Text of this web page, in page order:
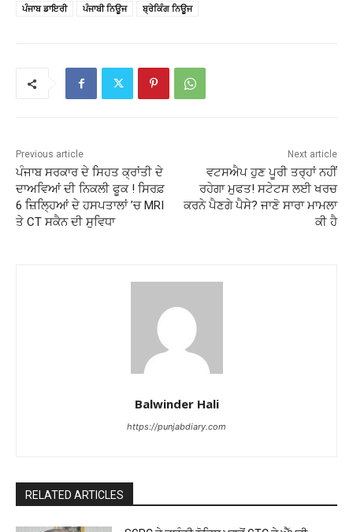
ਪੰਜਾਬ ਡਾਇਰੀ ਪੰਜਾਬੀ ਨਿਊਜ ਬ੍ਰੇਕਿੰਗ ਨਿਊਜ
Previous article
ਪੰਜਾਬ ਸਰਕਾਰ ਦੇ ਸਿਹਤ ਕ੍ਰਾਂਤੀ ਦੇ
ਦਾਅਵਿਆਂ ਦੀ ਨਿਕਲੀ ਫੂਕ ! ਸਿਰਫ਼
6 ਜ਼ਿਲ੍ਹਿਆਂ ਦੇ ਹਸਪਤਾਲਾਂ ’ਚ MRI
ਤੇ CT ਸਕੈਨ ਦੀ ਸੁਵਿਧਾ
Next article
ਵਟਸਐਪ ਹੁਣ ਪੂਰੀ ਤਰ੍ਹਾਂ ਨਹੀਂ
ਰਹੇਗਾ ਮੁਫਤ! ਸਟੇਟਸ ਲਈ ਖਰਚ
ਕਰਨੇ ਪੈਣਗੇ ਪੈਸੇ? ਜਾਣੋ ਸਾਰਾ ਮਾਮਲਾ
ਕੀ ਹੈ
Balwinder Hali
https://punjabdiary.com
RELATED ARTICLES